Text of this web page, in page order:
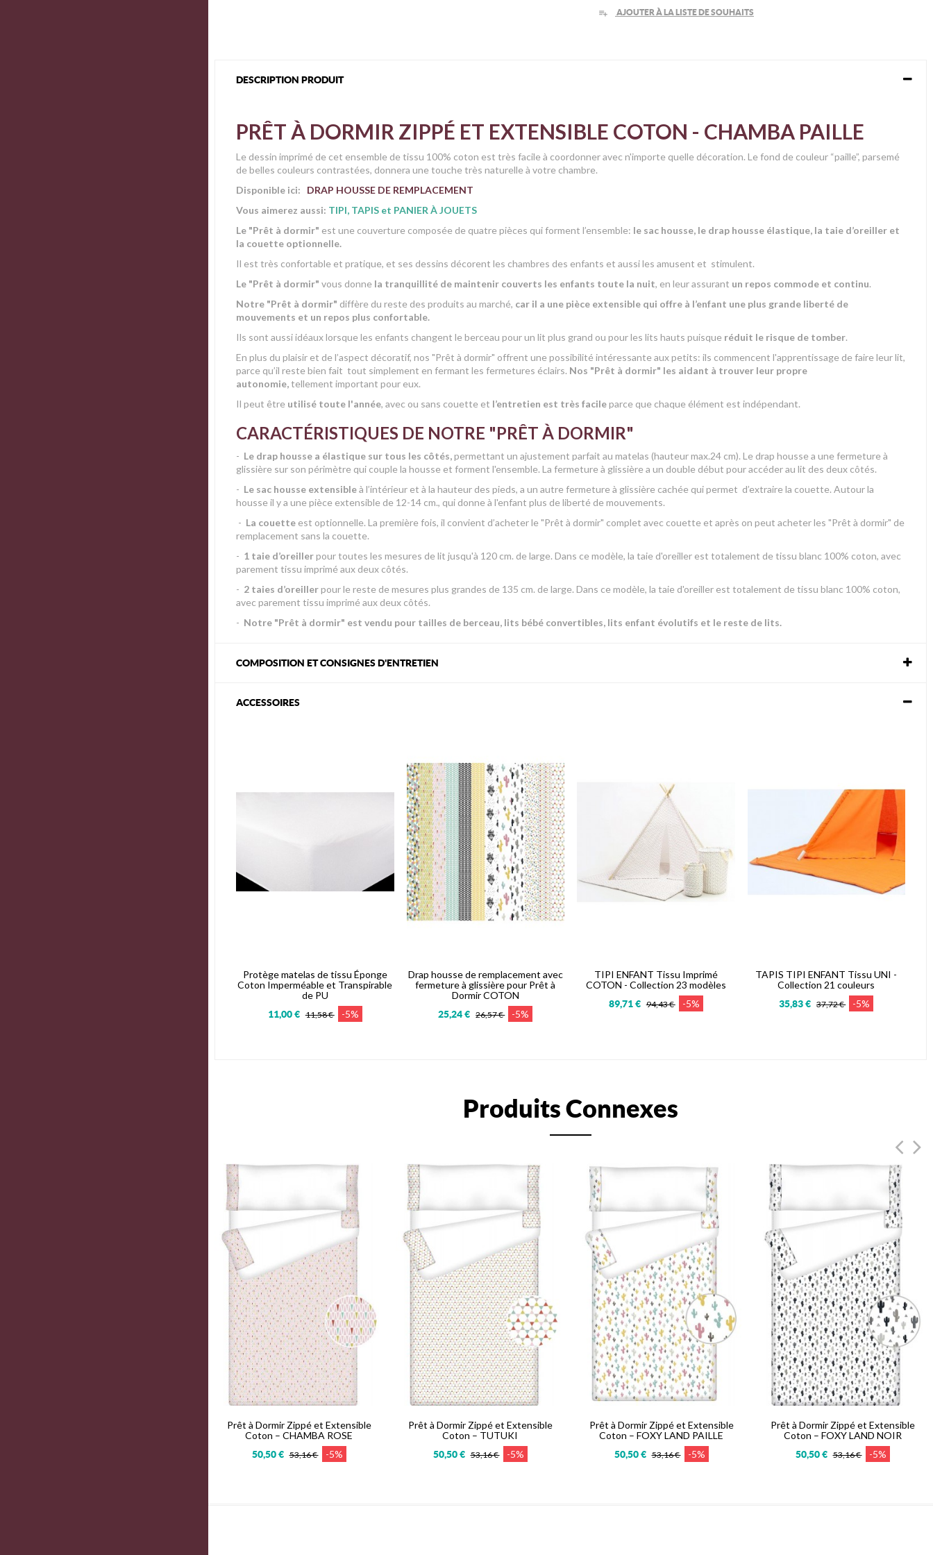
playlist_add AJOUTER À LA LISTE DE SOUHAITS
DESCRIPTION PRODUIT
PRÊT À DORMIR ZIPPÉ ET EXTENSIBLE COTON - CHAMBA PAILLE
Le dessin imprimé de cet ensemble de tissu 100% coton est très facile à coordonner avec n'importe quelle décoration. Le fond de couleur “paille”, parsemé
de belles couleurs contrastées, donnera une touche très naturelle à votre chambre.
Disponible ici: DRAP HOUSSE DE REMPLACEMENT
Vous aimerez aussi: TIPI, TAPIS et PANIER À JOUETS
Le "Prêt à dormir" est une couverture composée de quatre pièces qui forment l’ensemble: le sac housse, le drap housse élastique, la taie d’oreiller et
la couette optionnelle.
Il est très confortable et pratique, et ses dessins décorent les chambres des enfants et aussi les amusent et stimulent.
Le "Prêt à dormir" vous donne la tranquillité de maintenir couverts les enfants toute la nuit, en leur assurant un repos commode et continu.
Notre "Prêt à dormir" diffère du reste des produits au marché, car il a une pièce extensible qui offre à l’enfant une plus grande liberté de
mouvements et un repos plus confortable.
Ils sont aussi idéaux lorsque les enfants changent le berceau pour un lit plus grand ou pour les lits hauts puisque réduit le risque de tomber.
En plus du plaisir et de l’aspect décoratif, nos "Prêt à dormir" offrent une possibilité intéressante aux petits: ils commencent l'apprentissage de faire leur lit,
parce qu’il reste bien fait tout simplement en fermant les fermetures éclairs. Nos "Prêt à dormir" les aidant à trouver leur propre
autonomie,tellement important pour eux.
Il peut être utilisé toute l'année, avec ou sans couette et l’entretien est très facileparce que chaque élément est indépendant.
CARACTÉRISTIQUES DE NOTRE "PRÊT À DORMIR"
- Le drap housse a élastique sur tous les côtés,permettant un ajustement parfait au matelas (hauteur max.24 cm). Le drap housse a une fermeture à
glissière sur son périmètre qui couple la housse et forment l'ensemble. La fermeture à glissière a un double début pour accéder au lit des deux côtés.
- Le sac housse extensibleà l’intérieur et à la hauteur des pieds, a un autre fermeture à glissière cachée qui permet d’extraire la couette. Autour la
housse il y a une pièce extensible de 12-14 cm., qui donne à l'enfant plus de liberté de mouvements.
- La couette est optionnelle. La première fois, il convient d’acheter le "Prêt à dormir" complet avec couette et après on peut acheter les "Prêt à dormir" de
remplacement sans la couette.
- 1 taie d’oreillerpour toutes les mesures de lit jusqu'à 120 cm. de large. Dans ce modèle, la taie d'oreiller est totalement de tissu blanc 100% coton, avec
parement tissu imprimé aux deux côtés.
- 2 taies d’oreillerpour le reste de mesures plus grandes de 135 cm. de large. Dans ce modèle, la taie d'oreiller est totalement de tissu blanc 100% coton,
avec parement tissu imprimé aux deux côtés.
- Notre "Prêt à dormir" est vendu pour tailles de berceau, lits bébé convertibles, lits enfant évolutifs et le reste de lits.
COMPOSITION ET CONSIGNES D'ENTRETIEN
ACCESSOIRES
Protège matelas de tissu Éponge
Coton Imperméable et Transpirable
de PU
11,00 € 11,58 € -5%
Drap housse de remplacement avec
fermeture à glissière pour Prêt à
Dormir COTON
25,24 € 26,57 € -5%
TIPI ENFANT Tissu Imprimé
COTON - Collection 23 modèles
89,71 € 94,43 € -5%
TAPIS TIPI ENFANT Tissu UNI -
Collection 21 couleurs
35,83 € 37,72 € -5%
Produits Connexes
Prêt à Dormir Zippé et Extensible
Coton – CHAMBA ROSE
50,50 € 53,16 € -5%
Prêt à Dormir Zippé et Extensible
Coton – TUTUKI
50,50 € 53,16 € -5%
Prêt à Dormir Zippé et Extensible
Coton – FOXY LAND PAILLE
50,50 € 53,16 € -5%
Prêt à Dormir Zippé et Extensible
Coton – FOXY LAND NOIR
50,50 € 53,16 € -5%